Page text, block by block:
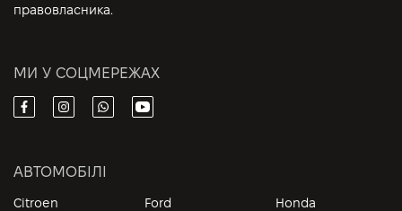
правовласника.
МИ У СОЦМЕРЕЖАХ
АВТОМОБІЛІ
Citroen Ford
Honda